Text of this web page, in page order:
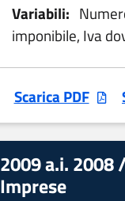
Variabili:
imponibile, Iva
Scarica PDF
2009 a.i. 2008
Imprese